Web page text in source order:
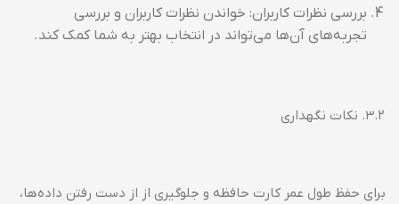
بررسی نظرات کاربران: خواندن نظرات کاربران و بررسی
تجربه‌های آن‌ها می‌تواند در انتخاب بهتر به شما کمک کند.
برای حفظ طول عمر کارت حافظه و جلوگیری از از دست رفتن داده‌ها،